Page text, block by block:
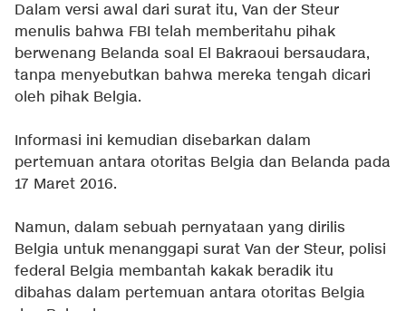
Dalam versi awal dari surat itu, Van der Steur
menulis bahwa FBI telah memberitahu pihak
berwenang Belanda soal El Bakraoui bersaudara,
tanpa menyebutkan bahwa mereka tengah dicari
oleh pihak Belgia.
Informasi ini kemudian disebarkan dalam
pertemuan antara otoritas Belgia dan Belanda pada
17 Maret 2016.
Namun, dalam sebuah pernyataan yang dirilis
Belgia untuk menanggapi surat Van der Steur, polisi
federal Belgia membantah kakak beradik itu
dibahas dalam pertemuan antara otoritas Belgia